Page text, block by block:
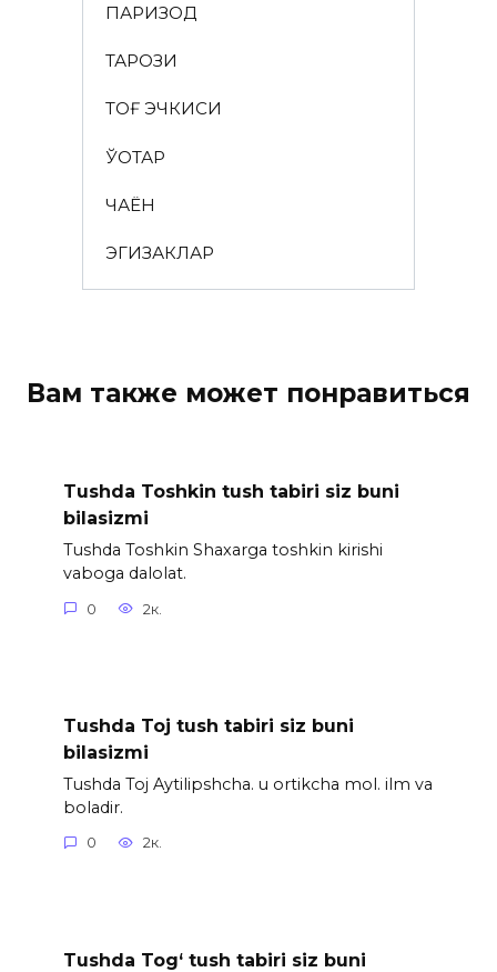
ПАРИЗОД
ТАРОЗИ
ТОҒ ЭЧКИСИ
ЎҚОТАР
ЧАЁН
ЭГИЗАКЛАР
Вам также может понравиться
Tushda Toshkin tush tabiri siz buni
bilasizmi
Tushda Toshkin Shaxarga toshkin kirishi
vaboga dalolat.
0 2к.
Tushda Toj tush tabiri siz buni
bilasizmi
Tushda Toj Aytilipshcha. u ortikcha mol. ilm va
boladir.
0 2к.
Tushda Tog‘ tush tabiri siz buni